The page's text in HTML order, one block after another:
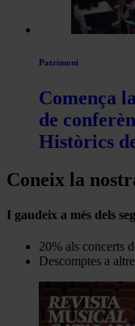
Patrimoni
Comença
de
Històrics
Coneix la
I gaudeix a més dels
20% als concerts
Descomptes a